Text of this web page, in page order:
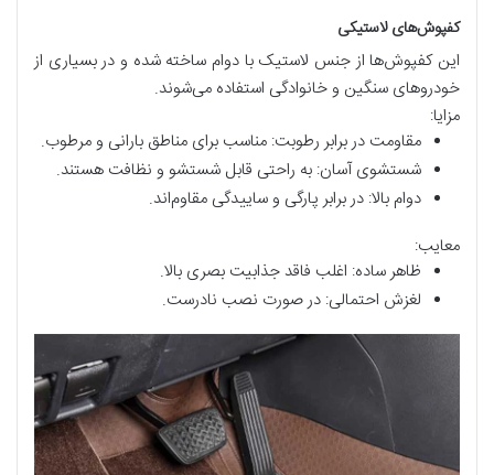
کفپوش‌های لاستیکی
این کفپوش‌ها از جنس لاستیک با دوام ساخته شده و در بسیاری از
خودروهای سنگین و خانوادگی استفاده می‌شوند.
مزایا:
مقاومت در برابر رطوبت: مناسب برای مناطق بارانی و مرطوب.
شستشوی آسان: به راحتی قابل شستشو و نظافت هستند.
دوام بالا: در برابر پارگی و ساییدگی مقاوم‌اند.
معایب:
ظاهر ساده: اغلب فاقد جذابیت بصری بالا.
لغزش احتمالی: در صورت نصب نادرست.